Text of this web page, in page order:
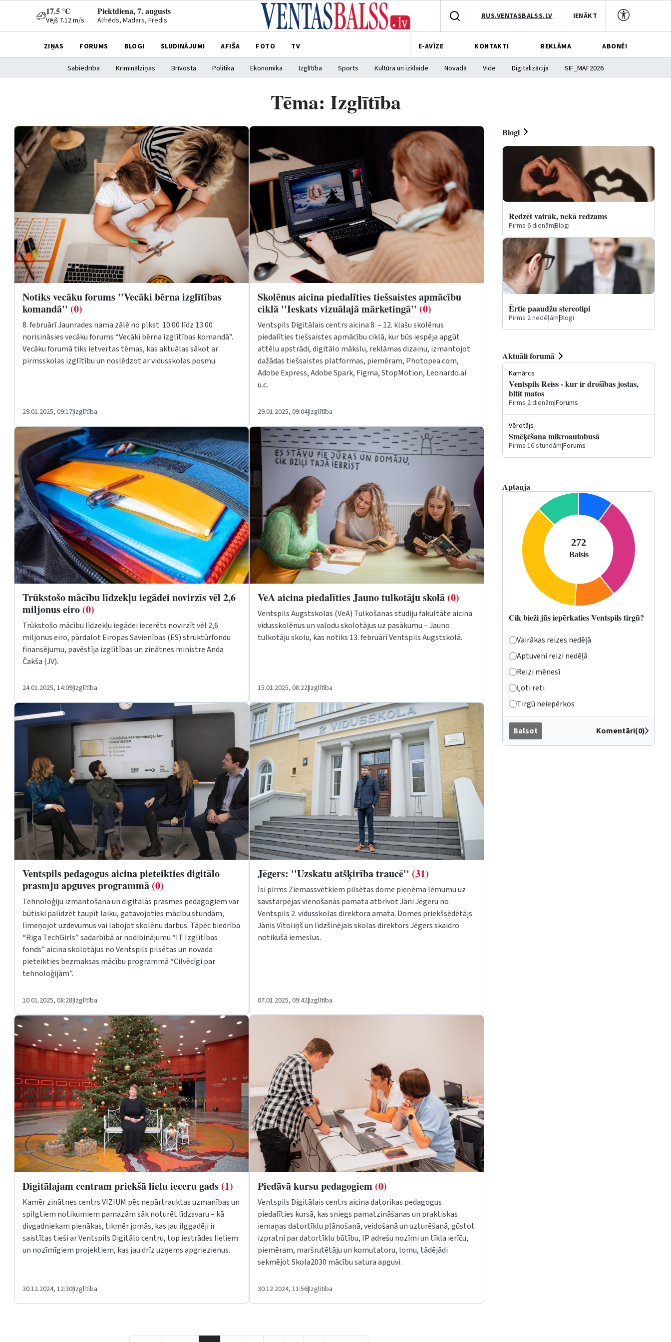
17.5 °C
Vējš 7.12 m/s
Piektdiena, 7. augusts
Alfrēds, Madars, Fredis RUS.VENTASBALSS.LV IENĀKT
ZIŅAS FORUMS BLOGI SLUDINĀJUMI AFIŠA FOTO TV E-AVĪZE KONTAKTI REKLĀMA ABONĒ!
Sabiedrība Kriminālziņas Brīvosta Politika Ekonomika Izglītība Sports Kultūra un izklaide Novadā Vide Digitalizācija SIF_MAF2026
Tēma: Izglītība
Notiks vecāku forums ''Vecāki bērna izglītības
komandā'' (0)
8. februārī Jaunrades nama zālē no plkst. 10.00 līdz 13.00
norisināsies vecāku forums “Vecāki bērna izglītības komandā”.
Vecāku forumā tiks ietvertas tēmas, kas aktuālas sākot ar
pirmsskolas izglītību un noslēdzot ar vidusskolas posmu.
29.01.2025, 09:17|Izglītība
Skolēnus aicina piedalīties tiešsaistes apmācību
ciklā ''Ieskats vizuālajā mārketingā'' (0)
Ventspils Digitālais centrs aicina 8. – 12. klašu skolēnus
piedalīties tiešsaistes apmācību ciklā, kur būs iespēja apgūt
attēlu apstrādi, digitālo mākslu, reklāmas dizainu, izmantojot
dažādas tiešsaistes platformas, piemēram, Photopea.com,
Adobe Express, Adobe Spark, Figma, StopMotion, Leonardo.ai
u.c.
29.01.2025, 09:04|Izglītība
Trūkstošo mācību līdzekļu iegādei novirzīs vēl 2,6
miljonus eiro (0)
Trūkstošo mācību līdzekļu iegādei iecerēts novirzīt vēl 2,6
miljonus eiro, pārdalot Eiropas Savienības (ES) struktūrfondu
finansējumu, pavēstīja izglītības un zinātnes ministre Anda
Čakša (JV).
24.01.2025, 14:09|Izglītība
VeA aicina piedalīties Jauno tulkotāju skolā (0)
Ventspils Augstskolas (VeA) Tulkošanas studiju fakultāte aicina
vidusskolēnus un valodu skolotājus uz pasākumu – Jauno
tulkotāju skolu, kas notiks 13. februārī Ventspils Augstskolā.
15.01.2025, 08:22|Izglītība
Ventspils pedagogus aicina pieteikties digitālo
prasmju apguves programmā (0)
Tehnoloģiju izmantošana un digitālās prasmes pedagogiem var
būtiski palīdzēt taupīt laiku, gatavojoties mācību stundām,
līmeņojot uzdevumus vai labojot skolēnu darbus. Tāpēc biedrība
“Riga TechGirls” sadarbībā ar nodibinājumu “IT Izglītības
fonds” aicina skolotājus no Ventspils pilsētas un novada
pieteikties bezmaksas mācību programmā “Cilvēcīgi par
tehnoloģijām”.
10.01.2025, 08:28|Izglītība
Jēgers: ''Uzskatu atšķirība traucē'' (31)
Īsi pirms Ziemassvētkiem pilsētas dome pieņēma lēmumu uz
savstarpējas vienošanās pamata atbrīvot Jāni Jēgeru no
Ventspils 2. vidusskolas direktora amata. Domes priekšsēdētājs
Jānis Vītoliņš un līdzšinējais skolas direktors Jēgers skaidro
notikušā iemeslus.
07.01.2025, 09:42|Izglītība
Digitālajam centram priekšā lielu ieceru gads (1)
Kamēr zinātnes centrsVIZIUM pēc nepārtrauktas uzmanības un
spilgtiem notikumiem pamazām sāk noturēt līdzsvaru – kā
divgadniekam pienākas, tikmēr jomās, kas jau ilggadēji ir
saistītas tieši ar Ventspils Digitālo centru, top iestrādes lieliem
un nozīmīgiem projektiem, kas jau drīz uzņems apgriezienus.
30.12.2024, 12:30|Izglītība
Piedāvā kursu pedagogiem (0)
Ventspils Digitālais centrs aicina datorikas pedagogus
piedalīties kursā, kas sniegs pamatzināšanas un praktiskas
iemaņas datortīklu plānošanā, veidošanā un uzturēšanā, gūstot
izpratni par datortīklu būtību, IP adrešu nozīmi un tīkla ierīču,
piemēram, maršrutētāju un komutatoru, lomu, tādējādi
sekmējot Skola2030 mācību satura apguvi.
30.12.2024, 11:56|Izglītība
Blogi
Redzēt vairāk, nekā redzams
Pirms 6 dienām|Blogi
Ērtie paaudžu stereotipi
Pirms 2 nedēļām|Blogi
Aktuāli forumā
Kamārcs
Ventspils Reiss - kur ir drošības jostas,
bitīt matos
Pirms 2 dienām|Forums
Vērotājs
Smēķēšana mikroautobusā
Pirms 16 stundām|Forums
Aptauja
Cik bieži jūs iepērkaties Ventspils tirgū?
Vairākas reizes nedēļā
Aptuveni reizi nedēļā
Reizi mēnesī
Ļoti reti
Tirgū neiepērkos
Balsot Komentāri(0)